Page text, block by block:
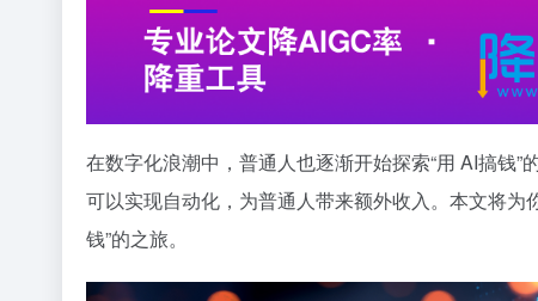
在数字化浪潮中，普通人也逐渐开始探索“用 AI搞钱”的
可以实现自动化，为普通人带来额外收入。本文将为
钱”的之旅。